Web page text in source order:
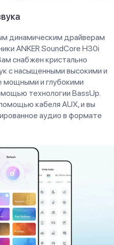
динамическим драйверам
ANKER SoundCore H30i
снабжен кристально
с насыщенными высокими и
мощными и глубокими
технологии BassUp.
кабеля AUX, и вы
аудио в формате